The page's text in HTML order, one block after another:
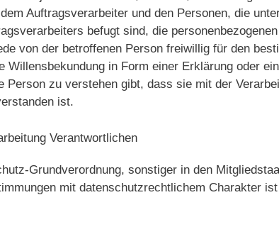
Auftragsverarbeiter und den Personen, die
befugt sind, die
von der betroffenen Person freiwillig für den
Willensbekundung in Form einer Erklärung oder
Person zu verstehen gibt, dass sie mit der
ist.
Verantwortlichen
Grundverordnung, sonstiger in den
mit datenschutzrechtlichem Charakter